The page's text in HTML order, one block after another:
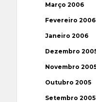
Março 2006
Fevereiro 2006
Janeiro 2006
Dezembro
Novembro
Outubro 2005
Setembro 2005